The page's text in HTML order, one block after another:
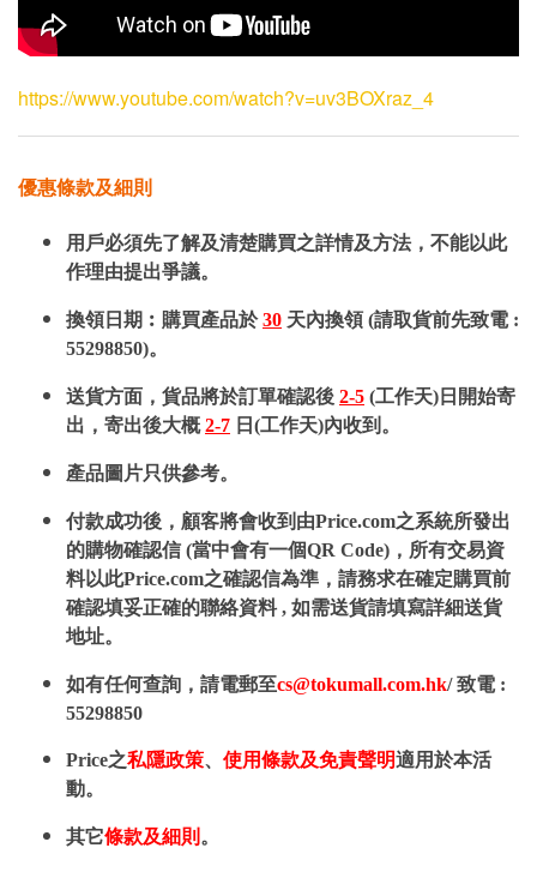
https://www.youtube.com/watch?v=uv3BOXraz_4
優惠條款及細則
用戶必須先了解及清楚購買之詳情及方法，不能以此
作理由提出爭議。
換領日期︰購買產品於30 天內換領 (請取貨前先致電 :
55298850)。
送貨方面，貨品將於訂單確認後 2-5 (工作天)日開始寄
出，寄出後大概2-7 日(工作天)內收到。
產品圖片只供參考。
付款成功後，顧客將會收到由Price.com之系統所發出
的購物確認信 (當中會有一個QR Code)，所有交易資
料以此Price.com之確認信為準，請務求在確定購買前
確認填妥正確的聯絡資料 , 如需送貨請填寫詳細送貨
地址。
如有任何查詢，請電郵至cs@tokumall.com.hk/ 致電 :
55298850
Price之私隱政策、 使用條款及免責聲明適用於本活
動。
其它條款及細則 。